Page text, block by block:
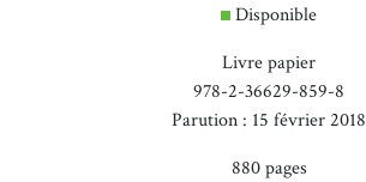
Disponible
Livre papier
978-2-36629-859-8
Parution : 15 février 2018
880 pages